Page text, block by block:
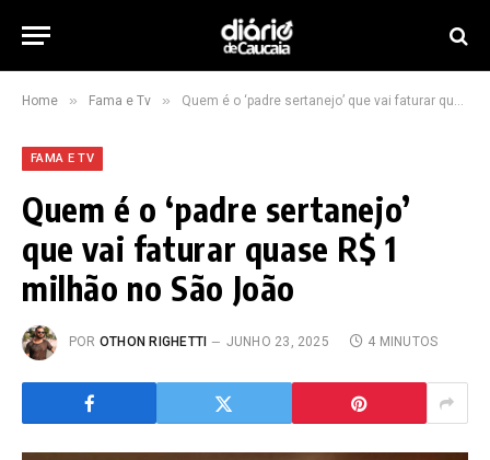
Home » Fama e Tv » Quem é o ‘padre sertanejo’ que vai faturar quase R$ 1 milhão no São João
FAMA E TV
Quem é o ‘padre sertanejo’
que vai faturar quase R$ 1
milhão no São João
POR OTHON RIGHETTI JUNHO 23, 2025 4 MINUTOS